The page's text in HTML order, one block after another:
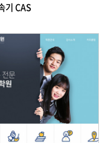
기 CAS